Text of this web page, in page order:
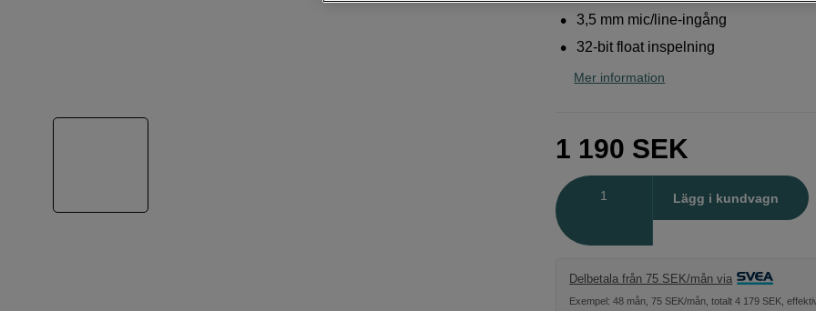
3,5 mm mic/line-ingång
32-bit float inspelning
Mer information
1 190 SEK
Lägg i kundvagn
Delbetala från 75 SEK/mån via
Exempel: 48 mån, 75 SEK/mån, totalt 4 179 SEK,